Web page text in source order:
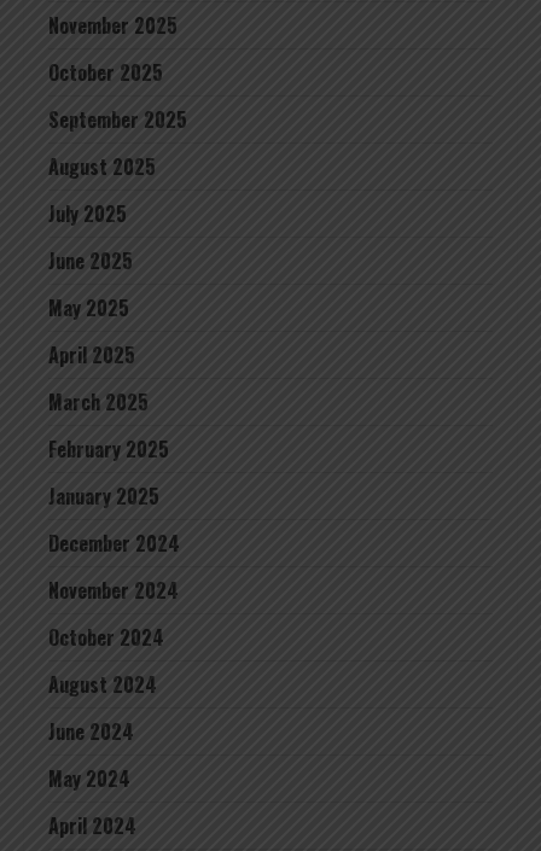
November 2025
October 2025
September 2025
August 2025
July 2025
June 2025
May 2025
April 2025
March 2025
February 2025
January 2025
December 2024
November 2024
October 2024
August 2024
June 2024
May 2024
April 2024